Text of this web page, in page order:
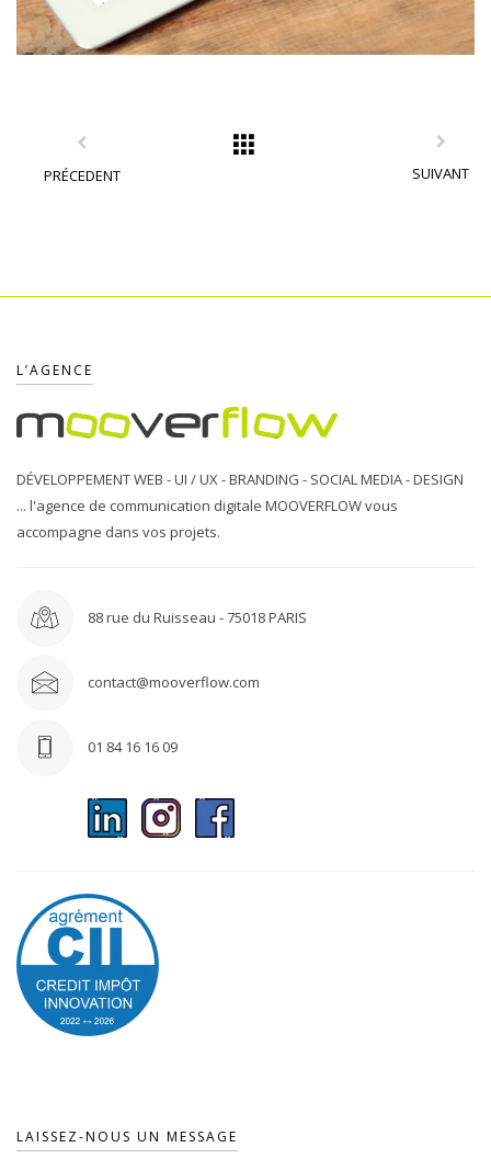
PRÉCEDENT SUIVANT
L’AGENCE
DÉVELOPPEMENT WEB - UI / UX - BRANDING - SOCIAL MEDIA - DESIGN
... l'agence de communication digitale MOOVERFLOW vous
accompagne dans vos projets.
88 rue du Ruisseau - 75018 PARIS
contact@mooverflow.com
01 84 16 16 09
LAISSEZ-NOUS UN MESSAGE